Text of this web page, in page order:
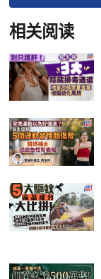
相关阅读